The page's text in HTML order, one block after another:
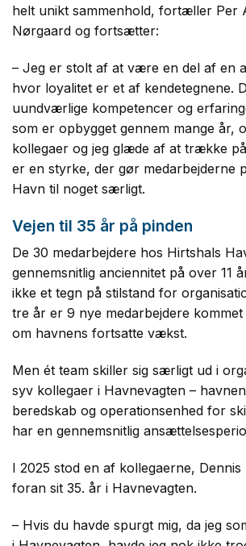
helt unikt sammenhold, fortæller Per
Nørgaard og fortsætter:
– Jeg er stolt af at være en del af en
hvor loyalitet er et af kendetegnene.
uundværlige kompetencer og
som er opbygget gennem mange år,
kollegaer og jeg glæde af at trække
er en styrke, der gør medarbejderne
Havn til noget særligt.
Vejen til 35 år på pinden
De 30 medarbejdere hos Hirtshals
gennemsnitlig anciennitet på over 11
ikke et tegn på stilstand for
tre år er 9 nye medarbejdere
om havnens fortsatte vækst.
Men ét team skiller sig særligt ud i
syv kollegaer i Havnevagten –
beredskab og operationsenhed for
har en gennemsnitlig
I 2025 stod en af kollegaerne, Dennis
foran sit 35. år i Havnevagten.
– Hvis du havde spurgt mig, da jeg